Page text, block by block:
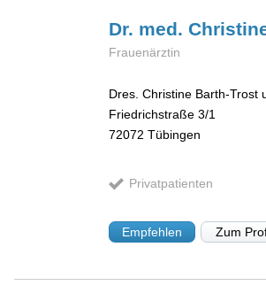
Dr. med.
Frauenärztin
Dres. Christine Barth-Trost
Friedrichstraße 3/1
72072 Tübingen
Privatpatienten
Empfehlen Zum